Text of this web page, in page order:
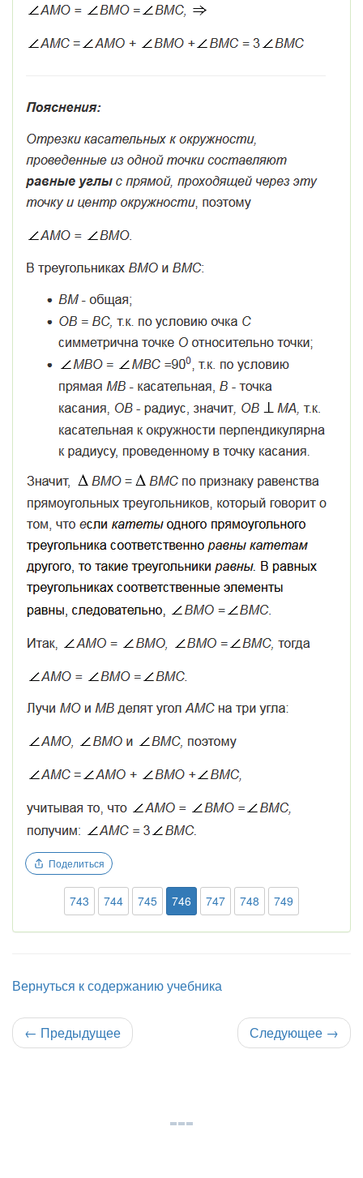
Поделиться
743 744 745 746 747 748 749
Вернуться к содержанию учебника
← Предыдущее Следующее →